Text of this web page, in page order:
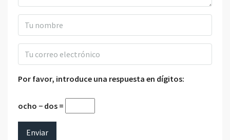
Por favor, introduce una respuesta en dígitos:
ocho − dos =